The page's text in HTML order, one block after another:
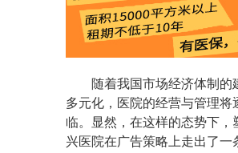
随着我国市场经济体制的
多元化，医院的经营与管理
临。显然，在这样的态势下
兴医院在广告策略上走出了